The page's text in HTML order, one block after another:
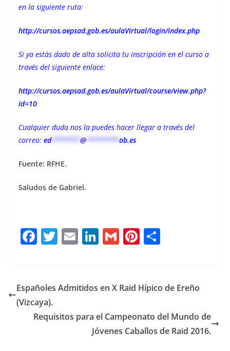
en la siguiente ruta:
http://cursos.aepsad.gob.es/aulaVirtual/login/index.php
Si ya estás dado de alta solicita tu inscripción en el curso a
través del siguiente enlace:
http://cursos.aepsad.gob.es/aulaVirtual/course/view.php?
id=10
Cualquier duda nos la puedes hacer llegar a través del
correo: ed******* @ ******** ob.es
Fuente: RFHE.
Saludos de Gabriel.
F
e
b
o
T
te
E
l
Li
e
n
G
l
Pi
rep
rt
ir
Españoles Admitidos en X Raid Hípico de Ereño
(Vizcaya).
Requisitos para el Campeonato del Mundo de
Jóvenes Caballos de Raid 2016.